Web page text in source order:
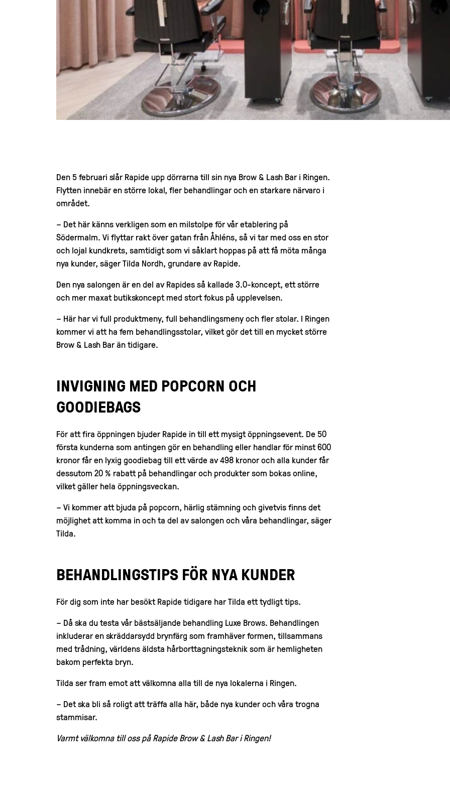
Den 5 februari slår Rapide upp dörrarna till sin nya Brow & Lash Bar i Ringen.
Flytten innebär en större lokal, fler behandlingar och en starkare närvaro i
området.
– Det här känns verkligen som en milstolpe för vår etablering på
Södermalm. Vi flyttar rakt över gatan från Åhléns, så vi tar med oss en stor
och lojal kundkrets, samtidigt som vi såklart hoppas på att få möta många
nya kunder, säger Tilda Nordh, grundare av Rapide.
Den nya salongen är en del av Rapides så kallade 3.0-koncept, ett större
och mer maxat butikskoncept med stort fokus på upplevelsen.
– Här har vi full produktmeny, full behandlingsmeny och fler stolar. I Ringen
kommer vi att ha fem behandlingsstolar, vilket gör det till en mycket större
Brow & Lash Bar än tidigare.
INVIGNING MED POPCORN OCH
GOODIEBAGS
För att fira öppningen bjuder Rapide in till ett mysigt öppningsevent. De 50
första kunderna som antingen gör en behandling eller handlar för minst 600
kronor får en lyxig goodiebag till ett värde av 498 kronor och alla kunder får
dessutom 20 % rabatt på behandlingar och produkter som bokas online,
vilket gäller hela öppningsveckan.
– Vi kommer att bjuda på popcorn, härlig stämning och givetvis finns det
möjlighet att komma in och ta del av salongen och våra behandlingar, säger
Tilda.
BEHANDLINGSTIPS FÖR NYA KUNDER
För dig som inte har besökt Rapide tidigare har Tilda ett tydligt tips.
– Då ska du testa vår bästsäljande behandling Luxe Brows. Behandlingen
inkluderar en skräddarsydd brynfärg som framhäver formen, tillsammans
med trådning, världens äldsta hårborttagningsteknik som är hemligheten
bakom perfekta bryn.
Tilda ser fram emot att välkomna alla till de nya lokalerna i Ringen.
– Det ska bli så roligt att träffa alla här, både nya kunder och våra trogna
stammisar.
Varmt välkomna till oss på Rapide Brow & Lash Bar i Ringen!